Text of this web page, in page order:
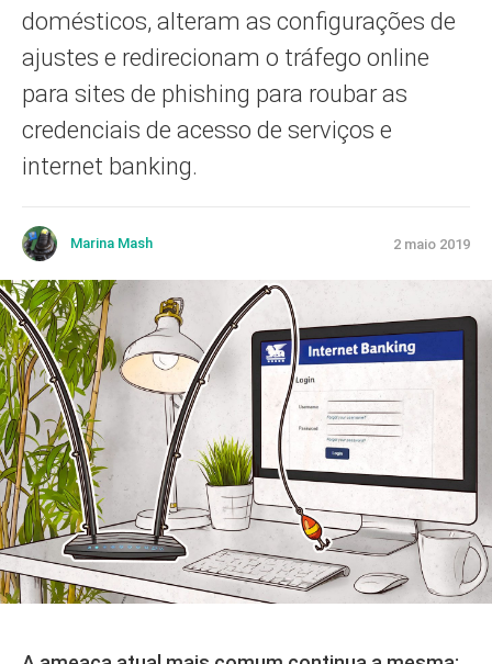
domésticos, alteram as configurações de
ajustes e redirecionam o tráfego online
para sites de phishing para roubar as
credenciais de acesso de serviços e
internet banking.
Marina Mash 2 maio 2019